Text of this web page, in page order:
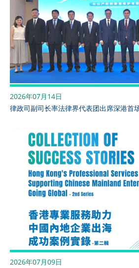
2026年07月14日
律政司副司长率法律界代表团出席深港首
2026年07月09日